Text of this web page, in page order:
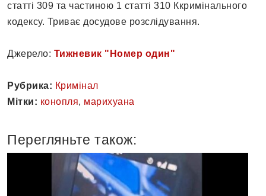
статті 309 та частиною 1 статті 310 Ккримінального
кодексу. Триває досудове розслідування.
Джерело: Тижневик "Номер один"
Рубрика: Кримінал
Мітки: конопля, марихуана
Перегляньте також: